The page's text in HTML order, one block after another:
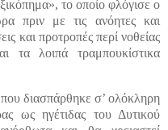
το οποίο φλόγισε ο
πριν με τις ανόητες και
και προτροπές περί νοθείας
τα λοιπά τραμπουκίστικα
διασπάρθηκε σ’ ολόκληρη
ως ηγέτιδας του Δυτικού